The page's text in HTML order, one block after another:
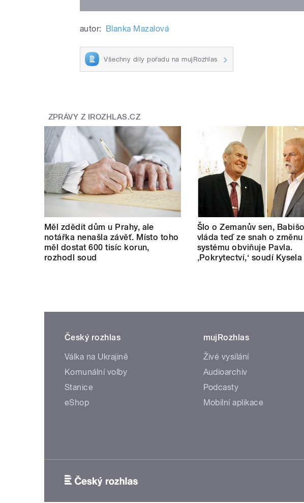
autor: Blanka Mazalová
Všechny díly pořadu na mujRozhlas
ZPRÁVY Z IROZHLAS.CZ
Měl zdědit dům u Prahy, ale
notářka nenašla závěť. Místo toho
měl dostat 600 tisíc korun,
rozhodl soud
Šlo o Zemanův sen,
vláda teď ze snah o změnu
systému obviňuje Pavla.
‚Pokrytectví,‘ soudí Kysela
Český rozhlas
Válka na Ukrajině
Komunální volby
Stanice
eShop
mujRozhlas
Živé vysílání
Audioarchiv
Podcasty
Mobilní aplikace